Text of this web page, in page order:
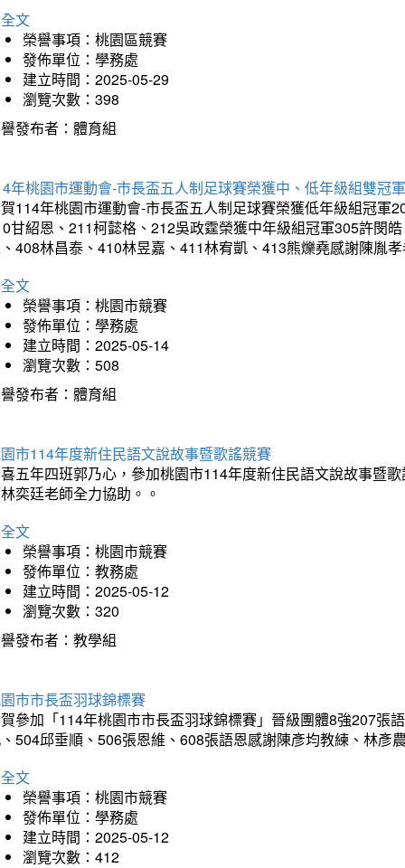
文
榮譽事項：桃園區競賽
發佈單位：學務處
建立時間：2025-05-29
瀏覽次數：398
發布者：體育組
年桃園市運動會-市長盃五人制足球賽榮獲中、低年級組雙冠軍
114年桃園市運動會-市長盃五人制足球賽榮獲低年級組冠
甘紹恩、211柯懿格、212吳政霆榮獲中年級組冠軍305許閔
408林昌泰、410林昱嘉、411林宥凱、413熊爍堯感謝陳胤
文
榮譽事項：桃園市競賽
發佈單位：學務處
建立時間：2025-05-14
瀏覽次數：508
發布者：體育組
市114年度新住民語文說故事暨歌謠競賽
五年四班郭乃心，參加桃園市114年度新住民語文說故事暨
奕廷老師全力協助。。
文
榮譽事項：桃園市競賽
發佈單位：教務處
建立時間：2025-05-12
瀏覽次數：320
發布者：教學組
市市長盃羽球錦標賽
參加「114年桃園市市長盃羽球錦標賽」晉級團體8強207張
504邱垂順、506張恩維、608張語恩感謝陳彥均教練、林彥
文
榮譽事項：桃園市競賽
發佈單位：學務處
建立時間：2025-05-12
瀏覽次數：412